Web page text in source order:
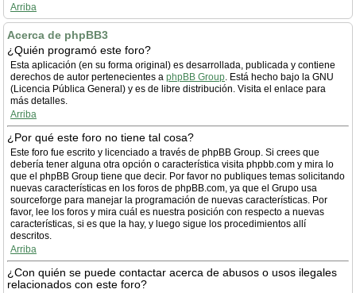
Arriba
Acerca de phpBB3
¿Quién programó este foro?
Esta aplicación (en su forma original) es desarrollada, publicada y contiene
derechos de autor pertenecientes a phpBB Group. Está hecho bajo la GNU
(Licencia Pública General) y es de libre distribución. Visita el enlace para
más detalles.
Arriba
¿Por qué este foro no tiene tal cosa?
Este foro fue escrito y licenciado a través de phpBB Group. Si crees que
debería tener alguna otra opción o característica visita phpbb.com y mira lo
que el phpBB Group tiene que decir. Por favor no publiques temas solicitando
nuevas características en los foros de phpBB.com, ya que el Grupo usa
sourceforge para manejar la programación de nuevas características. Por
favor, lee los foros y mira cuál es nuestra posición con respecto a nuevas
características, si es que la hay, y luego sigue los procedimientos allí
descritos.
Arriba
¿Con quién se puede contactar acerca de abusos o usos ilegales
relacionados con este foro?